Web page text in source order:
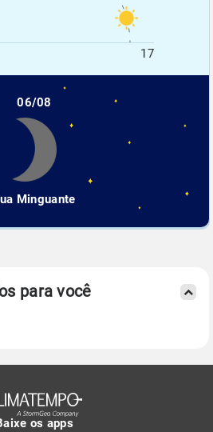
17
06/08
Minguante
para você
os apps